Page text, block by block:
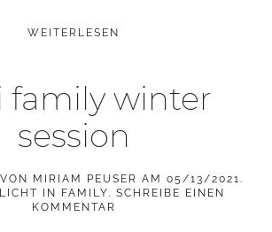
WEITERLESEN
family winter
session
MIRIAM PEUSER AM 05/13/2021.
IN
FAMILY. SCHREIBE EINEN
KOMMENTAR